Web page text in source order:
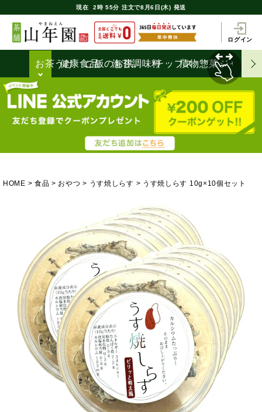
現在 2時 55分 注文で8月6日(木) 発送
ログイン
お茶うけ健康食品ご飯のお供
海苔調味料チップス
漬物惣菜ジャム
HOME 食品 おやつ うす焼しらす うす焼しらす 10g×10個セット